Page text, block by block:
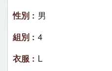
男
4
L